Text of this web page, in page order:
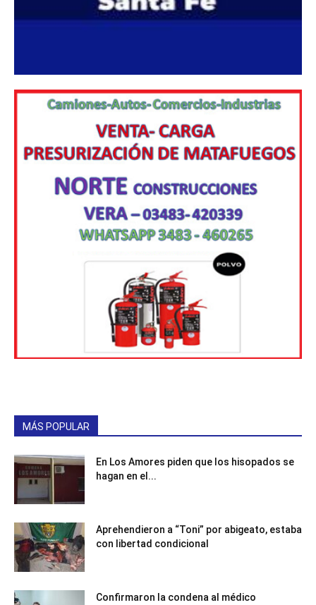
MÁS POPULAR
En Los Amores piden que los hisopados se
hagan en el...
Aprehendieron a “Toni” por abigeato, estaba
con libertad condicional
Confirmaron la condena al médico